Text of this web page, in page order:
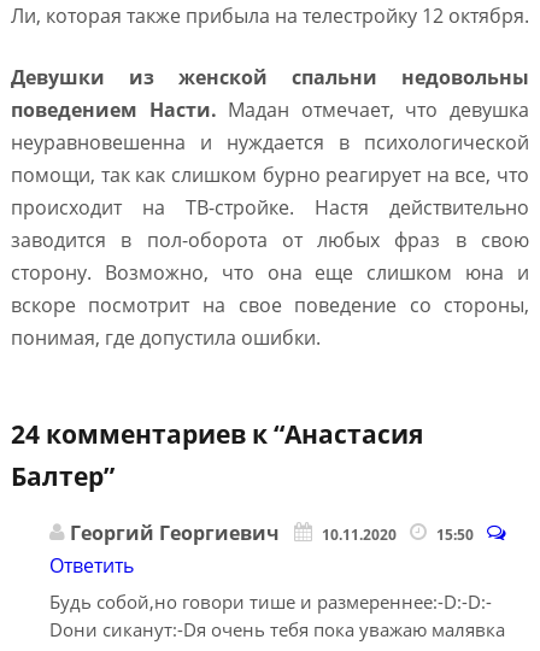
Ли, которая также прибыла на телестройку 12 октября.
Девушки из женской спальни недовольны
поведением Насти. Мадан отмечает, что девушка
неуравновешенна и нуждается в психологической
помощи, так как слишком бурно реагирует на все, что
происходит на ТВ-стройке. Настя действительно
заводится в пол-оборота от любых фраз в свою
сторону. Возможно, что она еще слишком юна и
вскоре посмотрит на свое поведение со стороны,
понимая, где допустила ошибки.
24 комментариев к “Анастасия
Балтер”
Георгий Георгиевич 10.11.2020 15:50
Ответить
Будь собой,но говори тише и размереннее:-D:-D:-
Dони сиканут:-Dя очень тебя пока уважаю малявка